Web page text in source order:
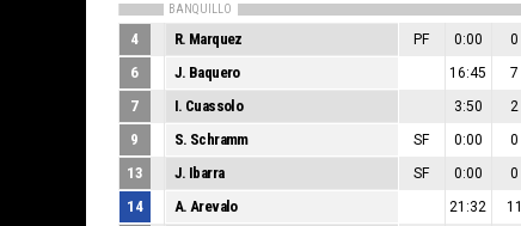
BANQUILLO
4 R. Marquez PF 0:00 0
6 J. Baquero 16:45 7
7 I. Cuassolo 3:50 2
9 S. Schramm SF 0:00 0
13 J. Ibarra SF 0:00 0
14 A. Arevalo 21:32 11